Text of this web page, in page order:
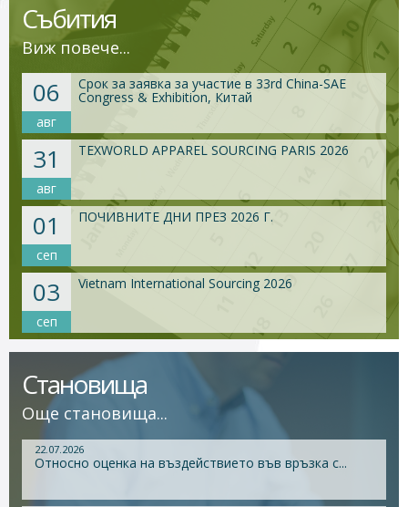
Събития
Виж повече...
06
авг
Срок за заявка за участие в 33rd China-SAE
Congress & Exhibition, Китай
31
авг
TEXWORLD APPAREL SOURCING PARIS 2026
01
сеп
ПОЧИВНИТЕ ДНИ ПРЕЗ 2026 Г.
03
сеп
Vietnam International Sourcing 2026
Становища
Още становища...
22.07.2026
Относно оценка на въздействието във връзка с...